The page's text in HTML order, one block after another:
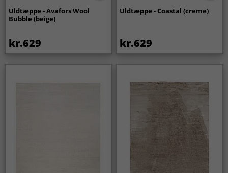
Uldtæppe - Avafors Wool
Bubble (beige)
kr.629
Uldtæppe - Coastal (creme)
kr.629